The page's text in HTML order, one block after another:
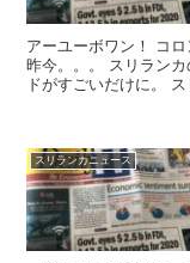
アーユーボワン！ コロンボの映画館。コロナ映画をやってるらしい
昨今。。。 スリランカの映画産業ってどんなんなん？？？ボリウッ
ドがすごいだけに。 スリランカのコロナ関連ニュース 今朝の時点
スリランカニュース